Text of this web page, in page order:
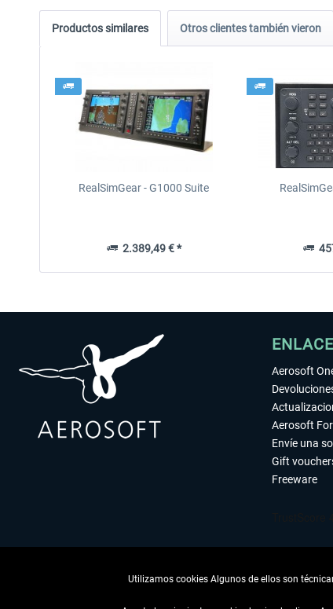
Productos similares Otros clientes también vieron
RealSimGear - G1000 Suite
2.389,49 € *
Aerosoft
Aerosoft
Envíe una
Gift
Freeware
Utilizamos cookies Algunos de ellos son